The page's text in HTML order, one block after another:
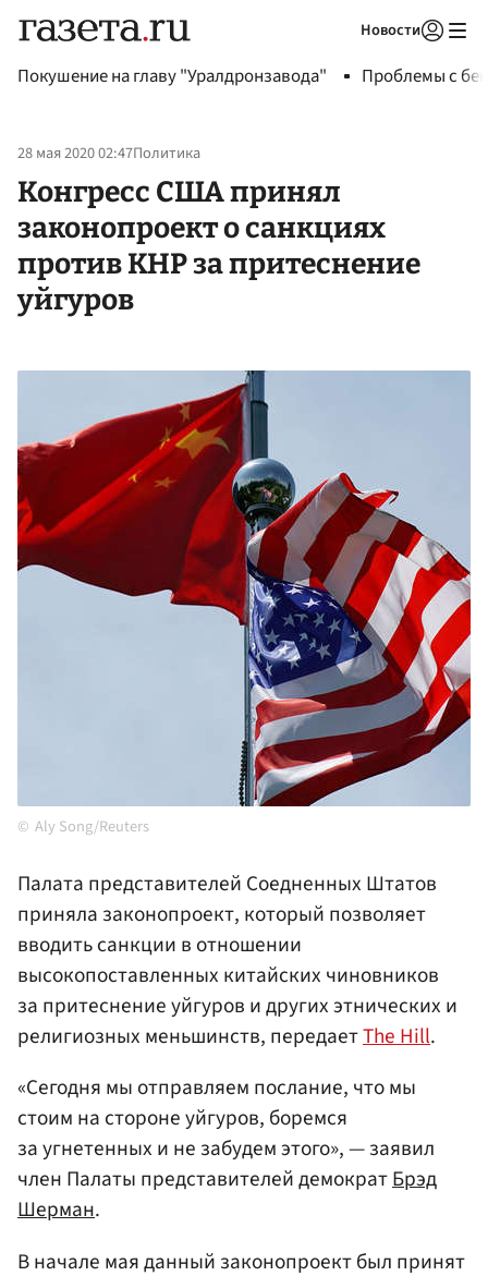
Новости
Покушение на главу "Уралдронзавода" Проблемы с
28 мая 2020 02:47Политика
Конгресс США принял
законопроект о санкциях
против КНР за притеснение
уйгуров
Aly Song/Reuters
Палата представителей Соедненных Штатов
приняла законопроект, который позволяет
вводить санкции в отношении
высокопоставленных китайских чиновников
за притеснение уйгуров и других этнических и
религиозных меньшинств, передаетThe Hill.
«Сегодня мы отправляем послание, что мы
стоим на стороне уйгуров, боремся
за угнетенных и не забудем этого», — заявил
член Палаты представителей демократБрэд
Шерман.
В начале мая данный законопроект был принят